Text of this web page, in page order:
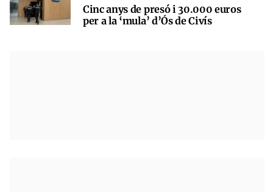
Cinc anys de presó i 30.000 euros
per a la ‘mula’ d’Ós de Civís